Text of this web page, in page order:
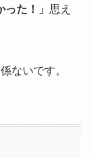
った！」 思え
ないです。